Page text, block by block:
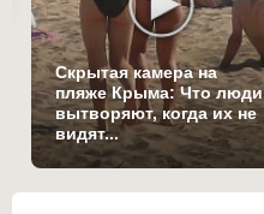
Скрытая камера на
пляже Крыма: Что люди
вытворяют, когда их не
видят...